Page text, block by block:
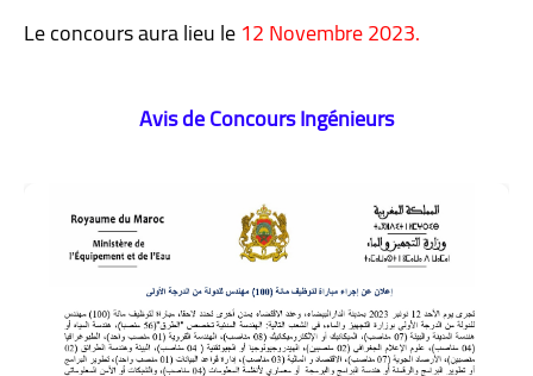
Le concours aura lieu le12 Novembre 2023.
Avis de Concours Ingénieurs